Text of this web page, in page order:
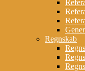
Regnskab